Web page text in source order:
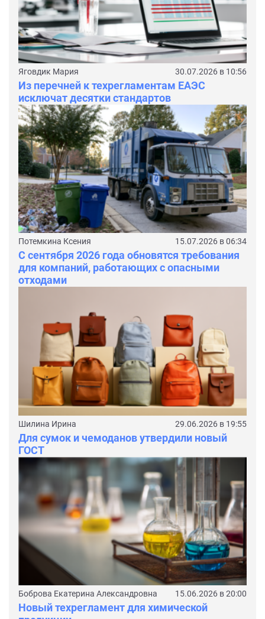
Яговдик Мария 30.07.2026 в 10:56
Из перечней к техрегламентам ЕАЭС
исключат десятки стандартов
Потемкина Ксения 15.07.2026 в 06:34
С сентября 2026 года обновятся требования
для компаний, работающих с опасными
отходами
Шилина Ирина 29.06.2026 в 19:55
Для сумок и чемоданов утвердили новый
ГОСТ
Боброва Екатерина Александровна 15.06.2026 в 20:00
Новый техрегламент для химической